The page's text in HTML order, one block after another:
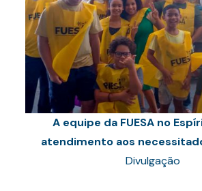
A equipe da FUESA no
atendimento aos
Divulgação